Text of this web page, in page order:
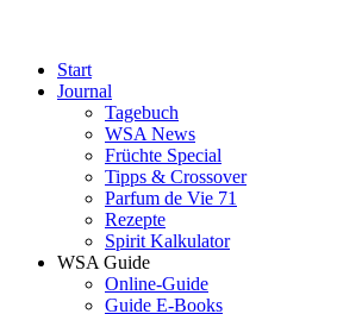
Start
Journal
Tagebuch
WSA News
Früchte Special
Tipps & Crossover
Parfum de Vie 71
Rezepte
Spirit Kalkulator
WSA Guide
Online-Guide
Guide E-Books